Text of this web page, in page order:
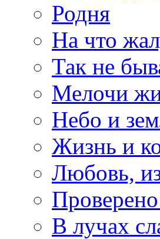
Родня
На что
Так не
Мелочи
Небо и
Жизнь и
Любовь,
В лучах